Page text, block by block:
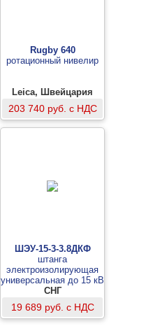
Rugby 640
ротационный нивелир
Leica, Швейцария
203 740 руб. с НДС
ШЭУ-15-3-3.8ДКФ
штанга
электроизолирующая
универсальная до 15 кВ
с влагостойким
курсовым фонарем
VONATEX для работы в
условиях повышенной
СНГ
19 689 руб. с НДС